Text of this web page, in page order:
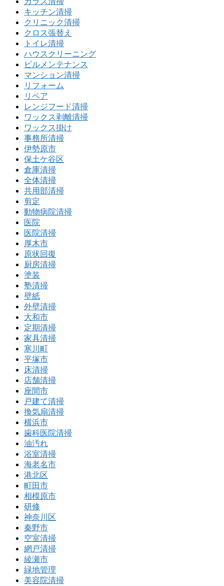
キッチン清掃
クリニック清掃
クロス張替え
トイレ清掃
ハウスクリーニング
ビルメンテナンス
マンション清掃
リフォーム
リペア
レンジフード清掃
ワックス剥離清掃
ワックス掛け
事務所清掃
伊勢原市
保土ケ谷区
倉庫清掃
全体清掃
共用部清掃
剪定
動物病院清掃
医院
医院清掃
厚木市
原状回復
厨房清掃
塗装
塾清掃
壁紙
外壁清掃
大和市
定期清掃
家具清掃
寒川町
平塚市
床清掃
店舗清掃
座間市
戸建て清掃
換気扇清掃
横浜市
歯科医院清掃
油汚れ
浴室清掃
海老名市
港北区
町田市
相模原市
研修
神奈川区
秦野市
空室清掃
網戸清掃
綾瀬市
緑地管理
美容院清掃